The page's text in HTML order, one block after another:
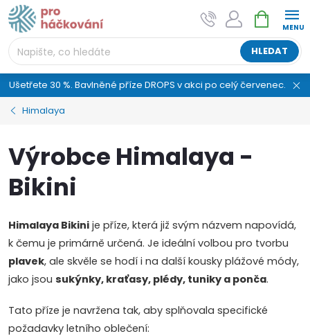
Přejít
na
obsah
HLEDAT
NÁKUPNÍ
KOŠÍK
Ušetřete 30 %. Bavlněné příze DROPS v akci po celý červenec.
Himalaya
Výrobce Himalaya -
Bikini
Himalaya Bikini je příze, která již svým názvem napovídá,
k čemu je primárně určená. Je ideální volbou pro tvorbu
plavek, ale skvěle se hodí i na další kousky plážové módy,
jako jsou sukýnky, kraťasy, plédy, tuniky a ponča.
Tato příze je navržena tak, aby splňovala specifické
požadavky letního oblečení:
AI asistent "pani Klubíčková" –
ProHackovani.cz
Jsme e-shop s více než osmiletou tradicí a máme pro
vás připraveno více než 25 tisíc produktů. Vše skladem,
připravené k odeslání.